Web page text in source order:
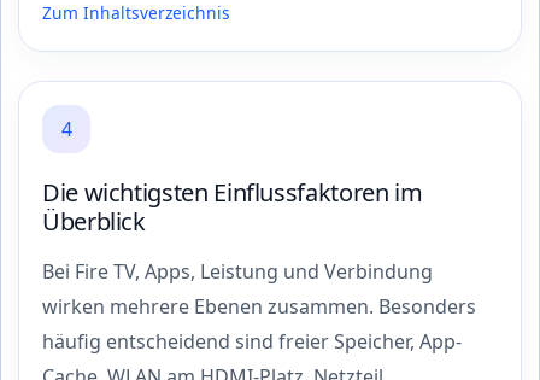
Zum Inhaltsverzeichnis
4
Die wichtigsten Einflussfaktoren im
Überblick
Bei Fire TV, Apps, Leistung und Verbindung
wirken mehrere Ebenen zusammen. Besonders
häufig entscheidend sind freier Speicher, App-